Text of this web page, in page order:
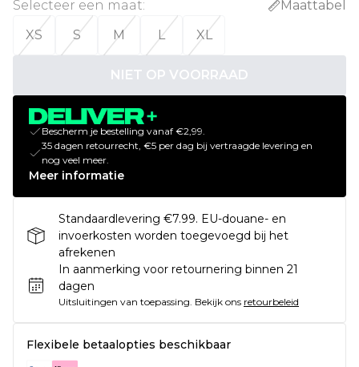
Selecteer een maat:
Maattabel
XS
S M L XL
NIET OP VOORRAAD
Bescherm je bestelling vanaf €2,99.
35 dagen retourrecht, €5 per dag bij vertraagde levering en
nog veel meer.
Meer informatie
Standaardlevering €7.99. EU-douane- en
invoerkosten worden toegevoegd bij het
afrekenen
In aanmerking voor retournering binnen 21
dagen
Uitsluitingen van toepassing. Bekijk ons retourbeleid
Flexibele betaalopties beschikbaar